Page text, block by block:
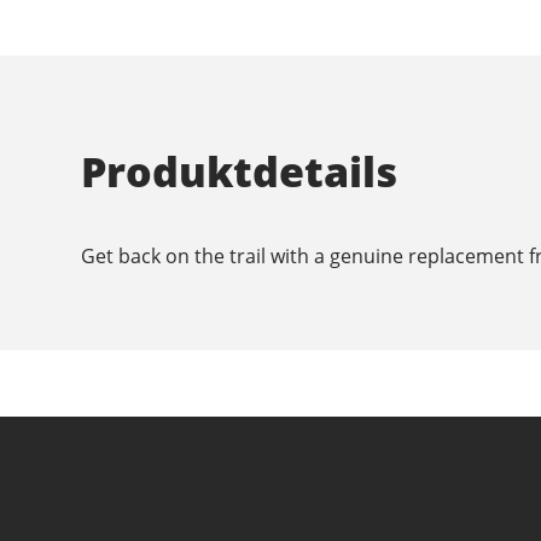
Produktdetails
Get back on the trail with a genuine replacement